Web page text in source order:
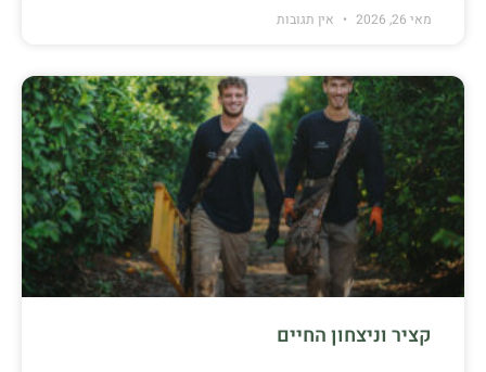
מאי 26, 2026 אין תגובות
קציר וניצחון החיים